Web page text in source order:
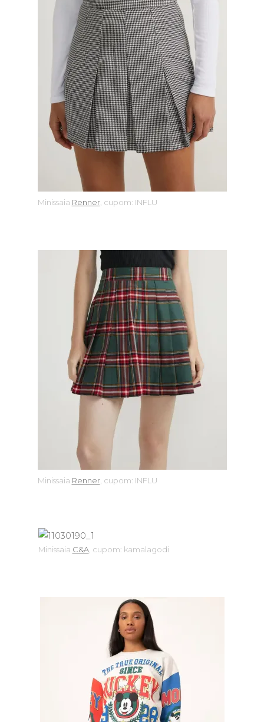
Minissaia Renner, cupom: INFLU
Minissaia Renner, cupom: INFLU
Minissaia C&A, cupom: kamalagodi